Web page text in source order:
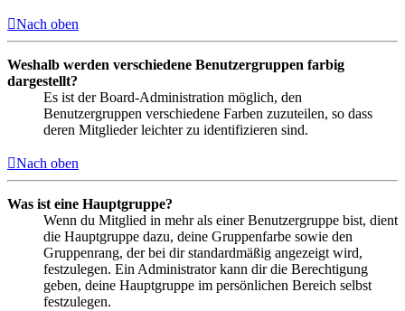
Nach oben
Weshalb werden verschiedene Benutzergruppen farbig
dargestellt?
Es ist der Board-Administration möglich, den
Benutzergruppen verschiedene Farben zuzuteilen, so dass
deren Mitglieder leichter zu identifizieren sind.
Nach oben
Was ist eine Hauptgruppe?
Wenn du Mitglied in mehr als einer Benutzergruppe bist, dient
die Hauptgruppe dazu, deine Gruppenfarbe sowie den
Gruppenrang, der bei dir standardmäßig angezeigt wird,
festzulegen. Ein Administrator kann dir die Berechtigung
geben, deine Hauptgruppe im persönlichen Bereich selbst
festzulegen.